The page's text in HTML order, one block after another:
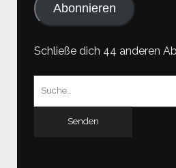
Abonnieren
Schließe dich 44 anderen